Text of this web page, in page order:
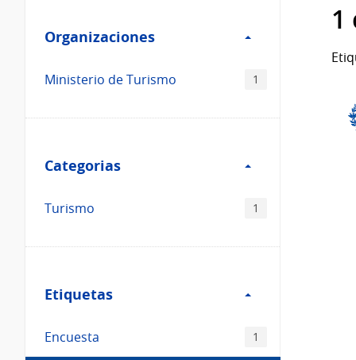
Organizaciones
Organizaciones
Ministerio de Turismo 1
Categorias
Categorias
Turismo 1
Etiquetas
Etiquetas
Encuesta 1
1